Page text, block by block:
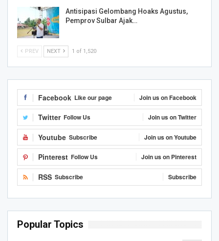
Antisipasi Gelombang Hoaks Agustus,
Pemprov Sulbar Ajak…
PREV NEXT 1 of 1,520
Facebook Like our page Join us on Facebook
Twitter Follow Us Join us on Twitter
Youtube Subscribe Join us on Youtube
Pinterest Follow Us Join us on Pinterest
RSS Subscribe Subscribe
Popular Topics